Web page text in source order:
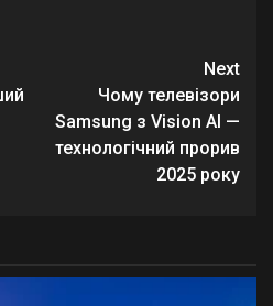
Next
Чому телевізори
Samsung з Vision AI —
технологічний прорив
2025 року